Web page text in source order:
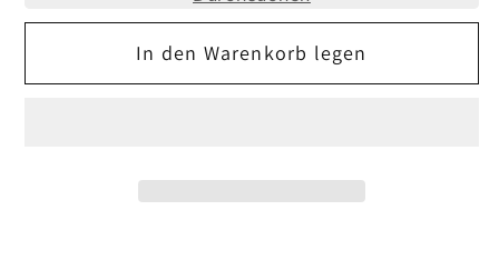
Dein
Dein
eigenes
In den Warenkorb legen